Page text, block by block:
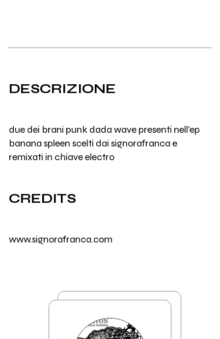
DESCRIZIONE
due dei brani punk dada wave presenti nell'ep
banana spleen scelti dai signorafranca e
remixati in chiave electro
CREDITS
www.signorafranca.com